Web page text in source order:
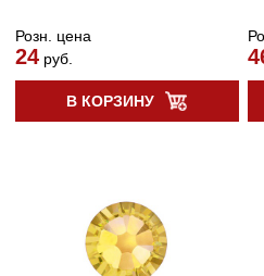
Розн. цена
24руб.
В КОРЗИНУ